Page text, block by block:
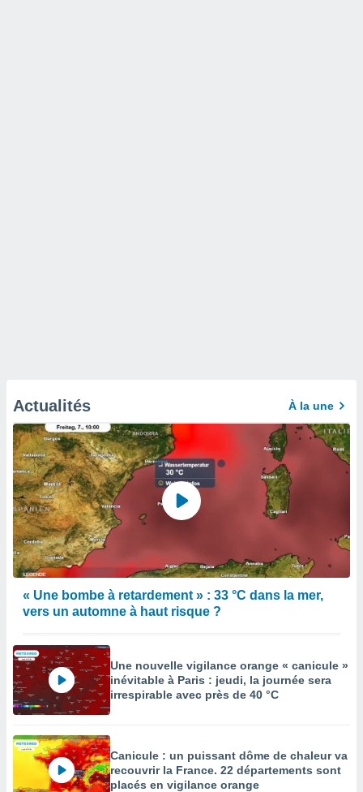
Actualités À la une
« Une bombe à retardement » : 33 °C dans la mer,
vers un automne à haut risque ?
Une nouvelle vigilance orange « canicule »
inévitable à Paris : jeudi, la journée sera
irrespirable avec près de 40 °C
Canicule : un puissant dôme de chaleur va
recouvrir la France. 22 départements sont
placés en vigilance orange